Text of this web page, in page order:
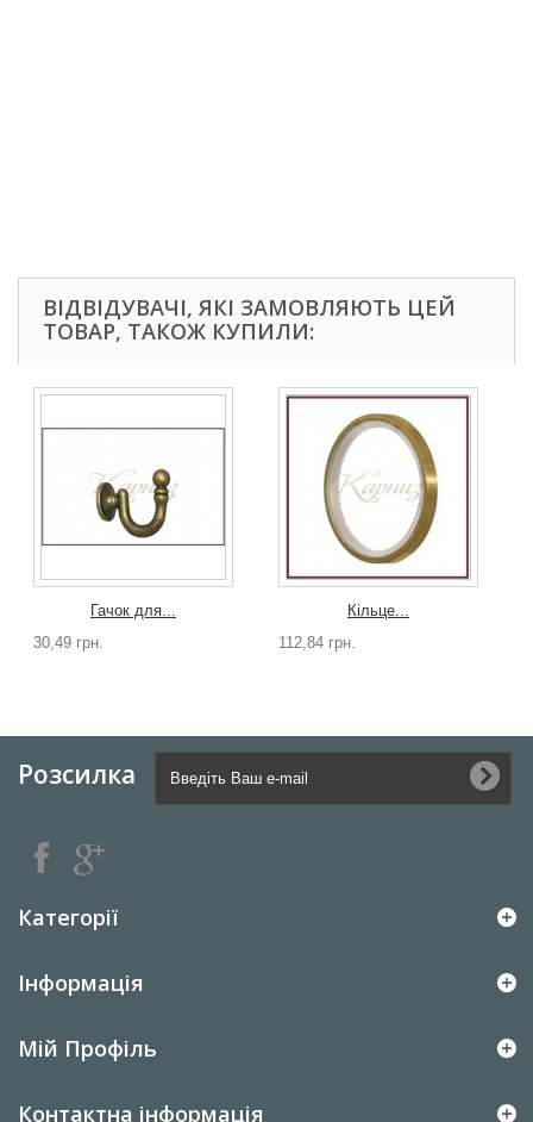
ВІДВІДУВАЧІ, ЯКІ ЗАМОВЛЯЮТЬ ЦЕЙ
ТОВАР, ТАКОЖ КУПИЛИ:
Гачок для...
30,49 грн.
Кільце...
112,84 грн.
Розсилка
Категорії
Інформація
Мій Профіль
Контактна інформація